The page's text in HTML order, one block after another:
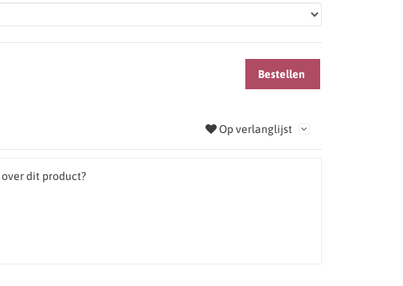
Bestellen
Op verlanglijst
dit product?